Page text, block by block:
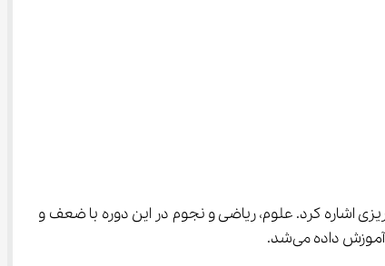
وحشی بافقی، محتشم کاشانی و صائب تبریزی اشاره کرد. علوم، ریاضی و نجوم در این دوره با ضعف و